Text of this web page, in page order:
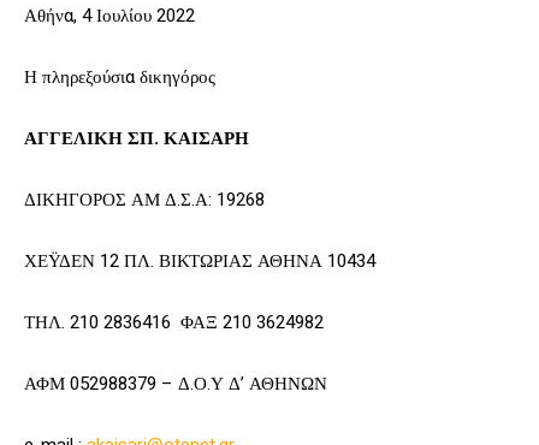
Αθήνα, 4 Ιουλίου 2022
Η πληρεξούσια δικηγόρος
ΑΓΓΕΛΙΚΗ ΣΠ. ΚΑΙΣΑΡΗ
ΔΙΚΗΓΟΡΟΣ ΑΜ Δ.Σ.Α: 19268
ΧΕΫΔΕΝ 12 ΠΛ. ΒΙΚΤΩΡΙΑΣ ΑΘΗΝΑ 10434
ΤΗΛ. 210 2836416 ΦΑΞ 210 3624982
ΑΦΜ 052988379 – Δ.Ο.Υ Δ’ ΑΘΗΝΩΝ